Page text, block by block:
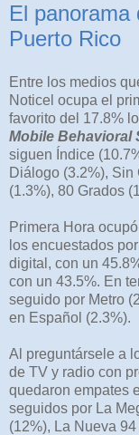
El panorama
Puerto Rico
Entre los medios
Noticel ocupa el
favorito del 17.8%
Mobile Behavioral
siguen Índice
Diálogo (3.2%),
(1.3%), 80 Grados
Primera Hora
los encuestados
digital, con un
con un 43.5%. En
seguido por Metro
en Español (2.3%).
Al preguntársele a
de TV y radio con
quedaron empates
seguidos por La
(12%), La Nueva